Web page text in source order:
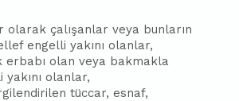
olarak çalışanlar veya bunların
engelli yakını olanlar,
erbabı olan veya bakmakla
olanlar,
tüccar, esnaf,